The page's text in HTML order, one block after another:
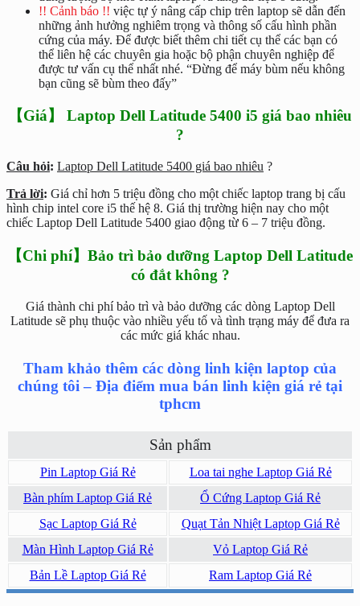
!! Cảnh báo !! việc tự ý nâng cấp chip trên laptop sẽ dẫn đến
những ảnh hưởng nghiêm trọng và thông số cấu hình phần
cứng của máy. Để được biết thêm chi tiết cụ thể các bạn có
thể liên hệ các chuyên gia hoặc bộ phận chuyên nghiệp để
được tư vấn cụ thể nhất nhé. “Đừng để máy bùm nếu không
bạn cũng sẽ bùm theo đấy”
【Giá】 Laptop Dell Latitude 5400 i5 giá bao nhiêu
?
Câu hỏi: Laptop Dell Latitude 5400 giá bao nhiêu ?
Trả lời: Giá chỉ hơn 5 triệu đồng cho một chiếc laptop trang bị cấu
hình chip intel core i5 thế hệ 8. Giá thị trường hiện nay cho một
chiếc Laptop Dell Latitude 5400 giao động từ 6 – 7 triệu đồng.
【Chi phí】Bảo trì bảo dưỡng Laptop Dell Latitude
có đắt không ?
Giá thành chi phí bảo trì và bảo dưỡng các dòng Laptop Dell
Latitude sẽ phụ thuộc vào nhiều yếu tố và tình trạng máy để đưa ra
các mức giá khác nhau.
Tham khảo thêm các dòng linh kiện laptop của
chúng tôi – Địa điểm mua bán linh kiện giá rẻ tại
tphcm
Sản phẩm
Pin Laptop Giá Rẻ
Loa tai nghe Laptop Giá Rẻ
Bàn phím Laptop Giá Rẻ
Ổ Cứng Laptop Giá Rẻ
Sạc Laptop Giá Rẻ
Quạt Tản Nhiệt Laptop Giá Rẻ
Màn Hình Laptop Giá Rẻ
Vỏ Laptop Giá Rẻ
Bản Lề Laptop Giá Rẻ
Ram Laptop Giá Rẻ